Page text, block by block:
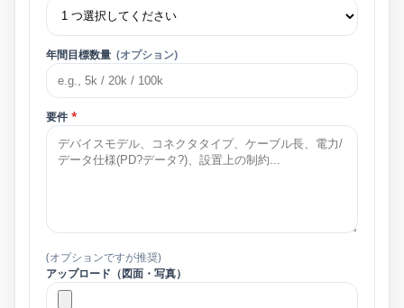
年間目​​標数量 (オプション)
要件 *
(オプションですが推奨)
アップロード（図面・写真）